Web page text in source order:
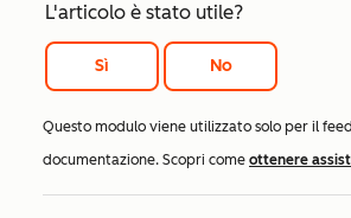
L'articolo è stato utile?
Sì No
Questo modulo viene utilizzato solo per il
documentazione. Scopri come ottenere